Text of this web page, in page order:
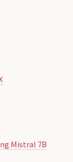
Mistral 7B